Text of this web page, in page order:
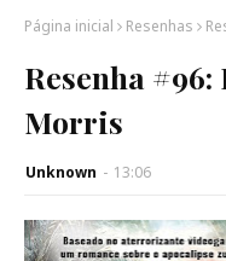
Página inicial Resenhas
Resenha
Morris
Unknown - 13:06